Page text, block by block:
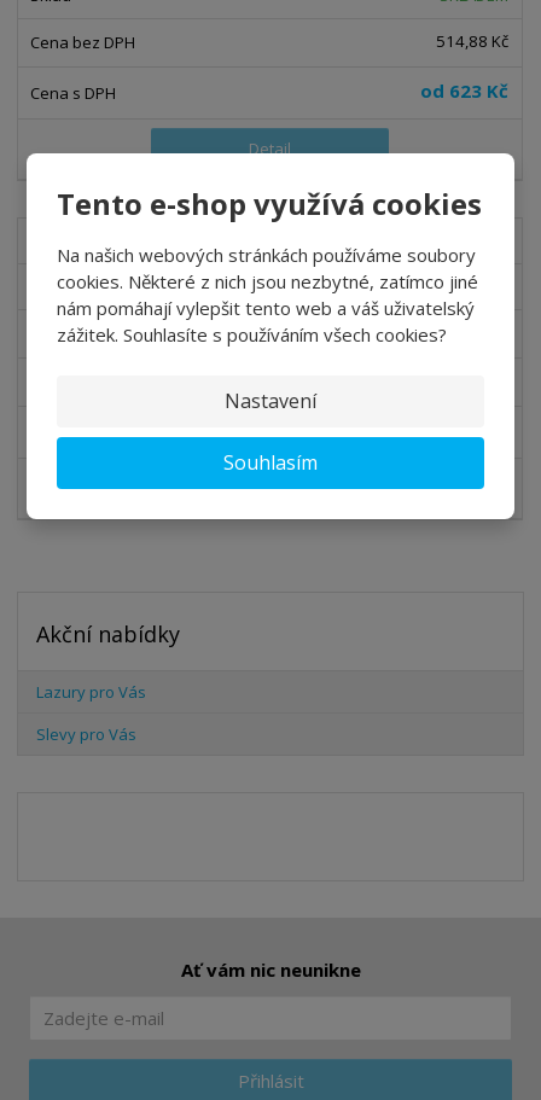
Tento e-shop využívá cookies
Na našich webových stránkách používáme soubory
cookies. Některé z nich jsou nezbytné, zatímco jiné
nám pomáhají vylepšit tento web a váš uživatelský
zážitek. Souhlasíte s používáním všech cookies?
Nastavení
Souhlasím
514,88 Kč
od 623 Kč
Detail
Sikkens Cetol SF 711 lazura na dřevo
SKLADEM
Detail
Akční nabídky
Lazury pro Vás
Slevy pro Vás
Ať vám nic neunikne
Přihlásit